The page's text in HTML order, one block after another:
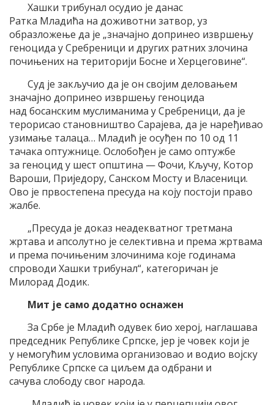
Хашки трибунал осудио је данас
Ратка Младића на доживотни затвор, уз
образложење да је „значајно допринео извршењу
геноцида у Сребреници и других ратних злочина
почињених на територији Босне и Херцеговине“.
Суд је закључио да је он својим деловањем
значајно допринео извршењу геноцида
над босанским муслиманима у Сребреници, да је
терорисао становништво Сарајева, да је наређивао
узимање талаца… Младић је осуђен по 10 од 11
тачака оптужнице. Ослобођен је само оптужбе
за геноцид у шест општина — Фочи, Кључу, Котор
Вароши, Приједору, Санском Мосту и Власеници.
Ово је првостепена пресуда на коју постоји право
жалбе.
„Пресуда је доказ неадекватног третмана
жртава и апсолутно је селективна и према жртвама
и према почињеним злочинима које годинама
спроводи Хашки трибунал“, категоричан је
Милорад Додик.
Мит је само додатно оснажен
За Србе је Младић одувек био херој, наглашава
председник Републике Српске, јер је човек који је
у немогућим условима организовао и водио војску
Републике Српске са циљем да одбрани и
сачува слободу свог народа.